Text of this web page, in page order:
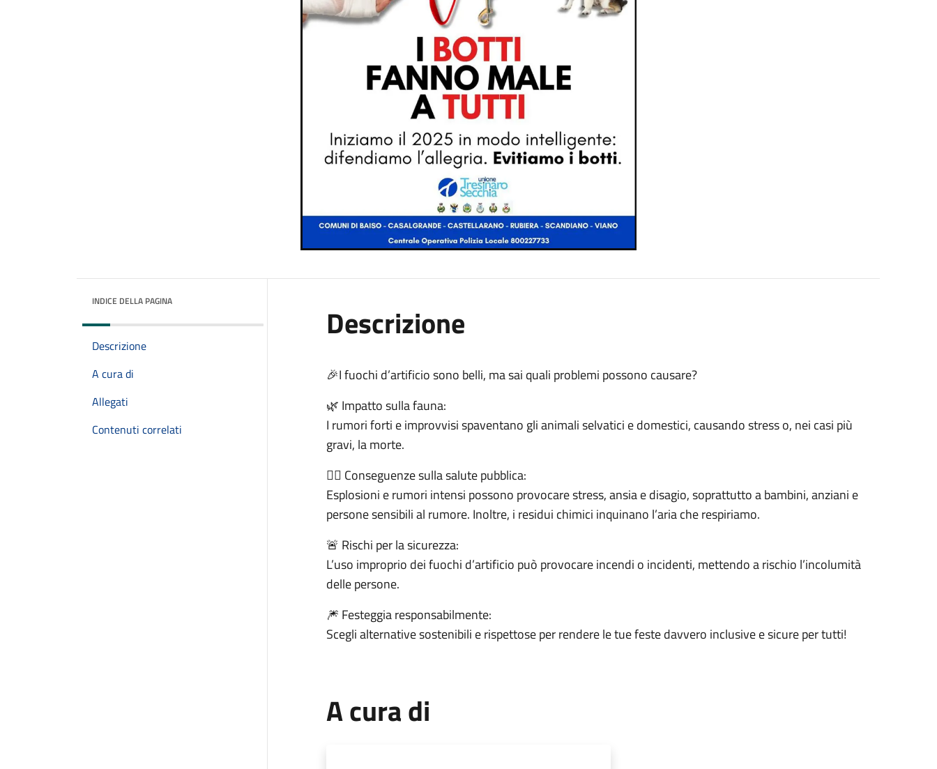
INDICE DELLA PAGINA
Descrizione
A cura di
Allegati
Contenuti correlati
Descrizione
🎉I fuochi d’artificio sono belli, ma sai quali problemi possono causare?
🌿 Impatto sulla fauna:
I rumori forti e improvvisi spaventano gli animali selvatici e domestici, causando stress o, nei casi più
gravi, la morte.
👨‍⚕️ Conseguenze sulla salute pubblica:
Esplosioni e rumori intensi possono provocare stress, ansia e disagio, soprattutto a bambini, anziani e
persone sensibili al rumore. Inoltre, i residui chimici inquinano l’aria che respiriamo.
🚨 Rischi per la sicurezza:
L’uso improprio dei fuochi d’artificio può provocare incendi o incidenti, mettendo a rischio l’incolumità
delle persone.
🎆 Festeggia responsabilmente:
Scegli alternative sostenibili e rispettose per rendere le tue feste davvero inclusive e sicure per tutti!
A cura di